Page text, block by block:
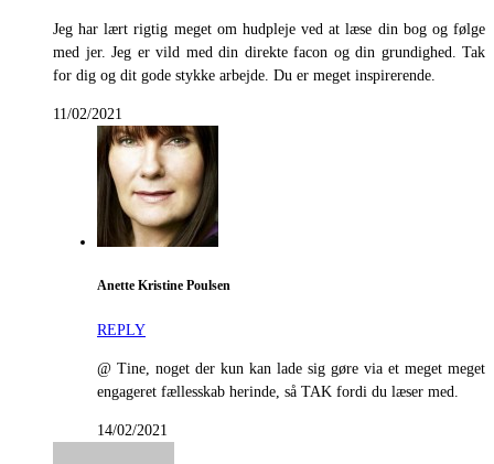
Jeg har lært rigtig meget om hudpleje ved at læse din bog og følge
med jer. Jeg er vild med din direkte facon og din grundighed. Tak
for dig og dit gode stykke arbejde. Du er meget inspirerende.
11/02/2021
Anette Kristine Poulsen
REPLY
@ Tine, noget der kun kan lade sig gøre via et meget meget
engageret fællesskab herinde, så TAK fordi du læser med.
14/02/2021